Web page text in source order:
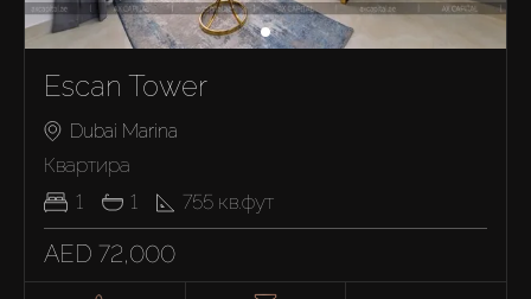
Escan Tower
Dubai Marina
Квартира
1
1 755 кв.фут
AED 72,000